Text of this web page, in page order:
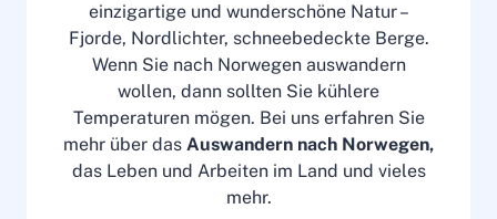
einzigartige und wunderschöne Natur –
Fjorde, Nordlichter, schneebedeckte Berge.
Wenn Sie nach Norwegen auswandern
wollen, dann sollten Sie kühlere
Temperaturen mögen. Bei uns erfahren Sie
mehr über das Auswandern nach Norwegen,
das Leben und Arbeiten im Land und vieles
mehr.